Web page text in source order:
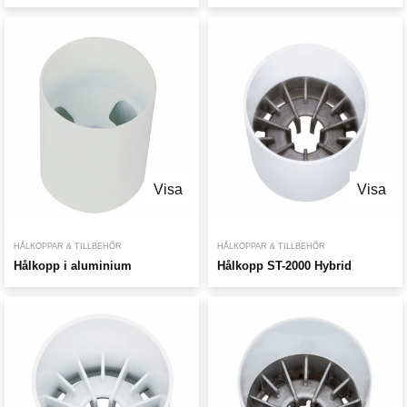
Visa
HÅLKOPPAR & TILLBEHÖR
Hålkopp i aluminium
Visa
HÅLKOPPAR & TILLBEHÖR
Hålkopp ST-2000 Hybrid